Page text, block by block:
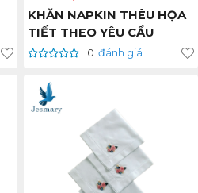
KHĂN NAPKIN THÊU HỌA
TIẾT THEO YÊU CẦU
0 đánh giá